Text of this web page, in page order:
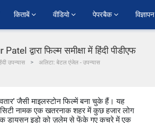
किताबें वीडियो पेपरबैक विज्ञापन
द्वारा फिल्म समीक्षा में हिंदी पीडीएफ
उपन्यास अलिटा: बेटल एंजेल - उपन्यास
जैसी माइलस्टोन फिल्में बना चुके हैं। यह
सिटी नामक एक खतरनाक शहर में कुछ हजार लोग
डायसन इडो को ज़लेम से फेंके गए कचरे में एक